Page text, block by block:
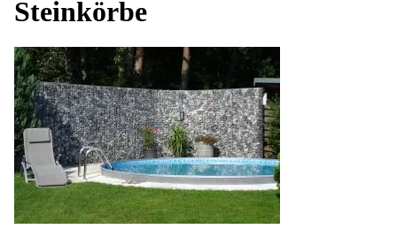
Steinkörbe